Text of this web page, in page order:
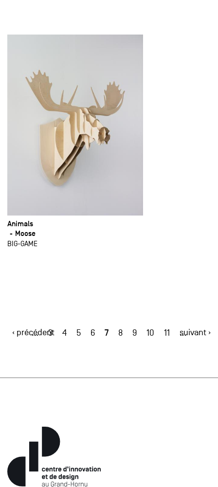
Animals
Moose
BIG-GAME
‹ précédent
… 3 4 5 6 7 8 9 10 11 …
suivant ›